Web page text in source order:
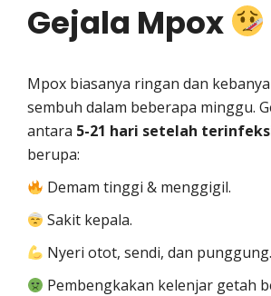
Gejala Mpox
Mpox biasanya ringan dan
sembuh dalam beberapa minggu.
antara 5-21 hari setelah
berupa:
Demam tinggi & menggigil.
Sakit kepala.
Nyeri otot, sendi, dan punggung.
Pembengkakan kelenjar getah